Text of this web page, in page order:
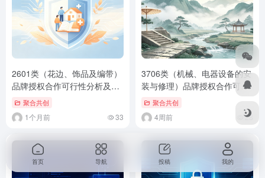
2601类（花边、饰品及编带）
品牌授权合作可行性分析及注
意事项（通用标准版）
聚合共创
1个月前 33
3706类（机械、电器设备的安
装与修理）品牌授权合作可行
性分析及注意事项（通用标准
版）
聚合共创
4周前 28
首页 导航 投稿 我的